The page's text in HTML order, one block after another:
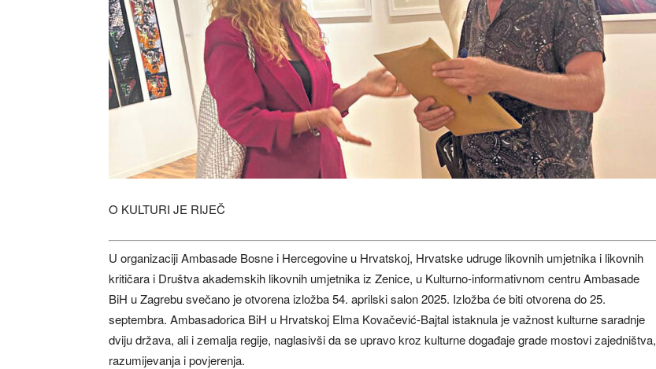
O KULTURI JE RIJEČ
U organizaciji Ambasade Bosne i Hercegovine u Hrvatskoj, Hrvatske udruge likovnih umjetnika i likovnih
kritičara i Društva akademskih likovnih umjetnika iz Zenice, u Kulturno-informativnom centru Ambasade
BiH u Zagrebu svečano je otvorena izložba 54. aprilski salon 2025. Izložba će biti otvorena do 25.
septembra. Ambasadorica BiH u Hrvatskoj Elma Kovačević-Bajtal istaknula je važnost kulturne saradnje
dviju država, ali i zemalja regije, naglasivši da se upravo kroz kulturne događaje grade mostovi zajedništva,
razumijevanja i povjerenja.